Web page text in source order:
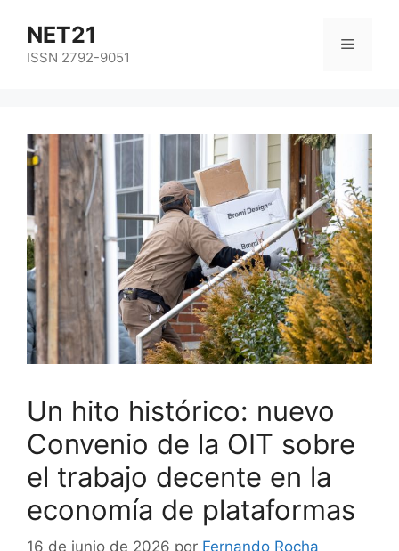
NET21
ISSN 2792-9051
Un hito histórico: nuevo
Convenio de la OIT sobre
el trabajo decente en la
economía de plataformas
16 de junio de 2026 por Fernando Rocha